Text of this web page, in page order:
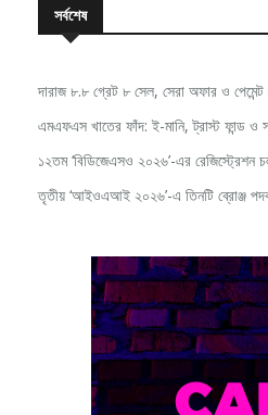
সর্বশেষ
দারাজ ৮.৮ গ্রেট ৮ সেল, সেরা অফার ও পেমেন্ট
এমএফএস খাতের ফাঁদ: ই-মানি, ট্রাস্ট ফান্ড ও
১২তম ‘বিডিজেএসও ২০২৬’-এর রেজিস্ট্রেশন
তৃতীয় ‘আইওএআই ২০২৬’-এ তিনটি ব্রোঞ্জ